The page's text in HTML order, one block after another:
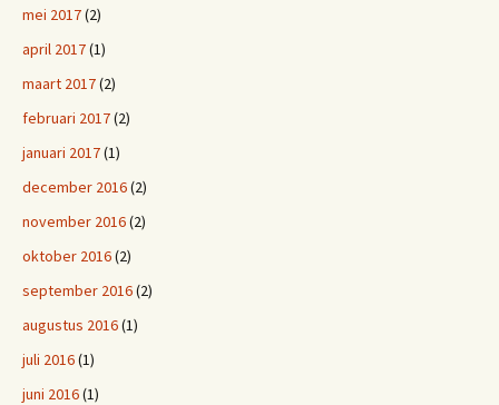
mei 2017(2)
april 2017(1)
maart 2017(2)
februari 2017(2)
januari 2017(1)
december 2016(2)
november 2016(2)
oktober 2016(2)
september 2016(2)
augustus 2016(1)
juli 2016(1)
juni 2016(1)